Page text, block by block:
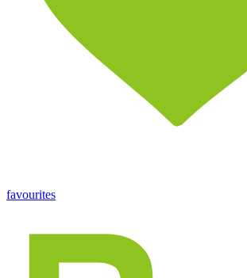
favourites